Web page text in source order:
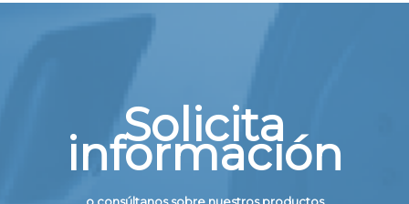
Solicita
información
o consúltanos sobre nuestros productos